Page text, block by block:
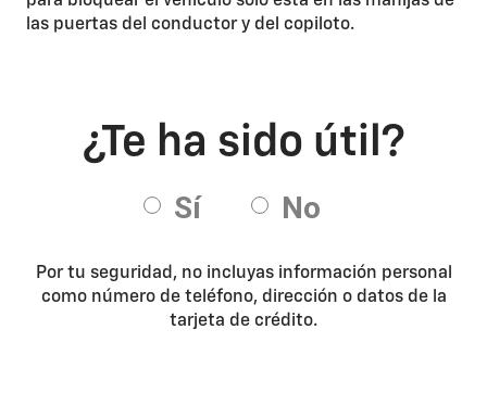
las puertas del conductor y del copiloto.
Por tu seguridad, no incluyas información personal
como número de teléfono, dirección o datos de la
tarjeta de crédito.